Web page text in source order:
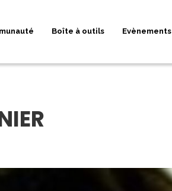
Boîte à outils Evènements